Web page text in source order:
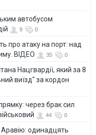
автобусом
9 0
про атаку на порт: над
ВІДЕО
35 0
Нацгвардії, який за 8
виїзд" за кордон
через брак сил
44 0
Аравію: одинадцять